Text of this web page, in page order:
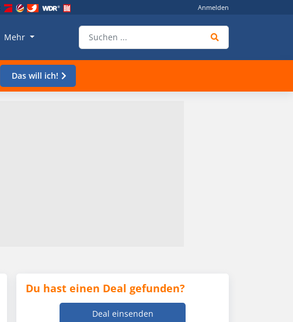
Anmelden
Mehr
Das will ich!
Du hast einen Deal gefunden?
Deal einsenden